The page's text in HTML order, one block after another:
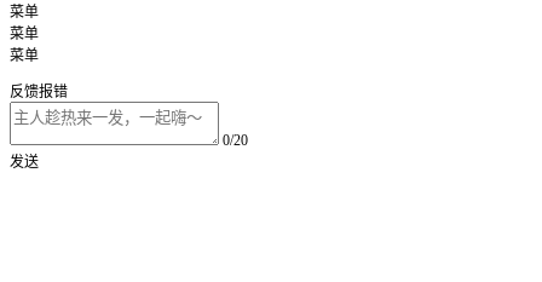
菜单
菜单
菜单
反馈报错
0/20
发送